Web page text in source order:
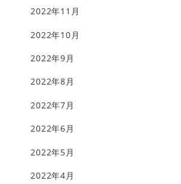
2022年11月
2022年10月
2022年9月
2022年8月
2022年7月
2022年6月
2022年5月
2022年4月